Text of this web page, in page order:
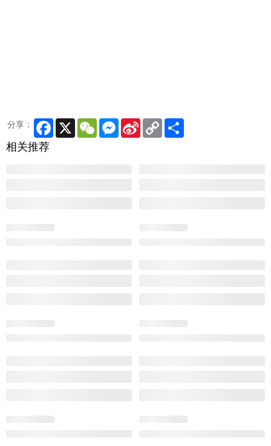
分享： Facebook
X WeChatMessenger
Sina
Weibo
Copy
Link
相关推荐